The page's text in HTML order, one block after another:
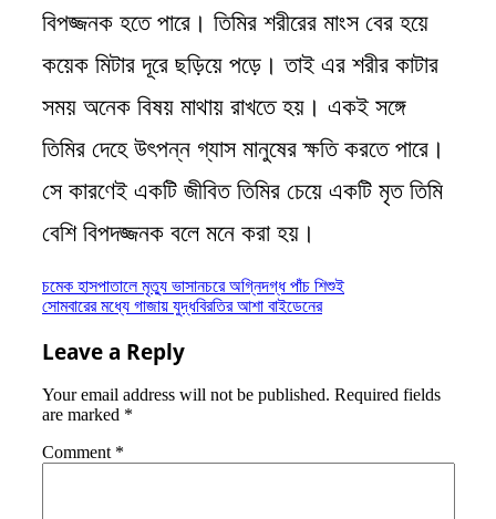
বিপজ্জনক হতে পারে। তিমির শরীরের মাংস বের হয়ে
কয়েক মিটার দূরে ছড়িয়ে পড়ে। তাই এর শরীর কাটার
সময় অনেক বিষয় মাথায় রাখতে হয়। একই সঙ্গে
তিমির দেহে উৎপন্ন গ্যাস মানুষের ক্ষতি করতে পারে।
সে কারণেই একটি জীবিত তিমির চেয়ে একটি মৃত তিমি
বেশি বিপদজ্জনক বলে মনে করা হয়।
Post
navigation
চমেক হাসপাতালে মৃত্যু ভাসানচরে অগ্নিদগ্ধ পাঁচ শিশুই
সোমবারের মধ্যে গাজায় যুদ্ধবিরতির আশা বাইডেনের
Leave a Reply
Your email address will not be published. Required fields
are marked *
Comment *